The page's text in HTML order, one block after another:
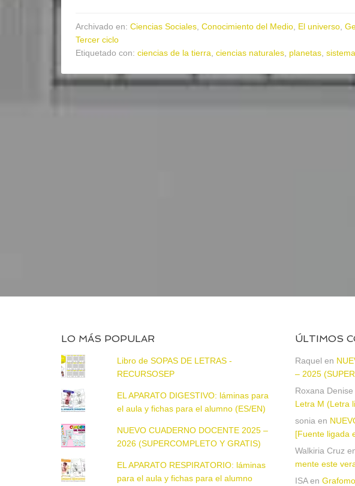
Archivado en: Ciencias Sociales Conocimiento del Medio El universo
Tercer ciclo
Etiquetado con: ciencias de la tierra ciencias naturales planetas
LO MÁS POPULAR
Libro de SOPAS DE LETRAS -
RECURSOSEP
EL APARATO DIGESTIVO: láminas para
el aula y fichas para el alumno (ES/EN)
NUEVO CUADERNO DOCENTE 2025 –
2026 (SUPERCOMPLETO Y GRATIS)
EL APARATO RESPIRATORIO: láminas
para el aula y fichas para el alumno
ÚLTIMOS
Raquel en
– 2025
Roxana Denise
Letra M (Letra
sonia en
[Fuente ligada
Walkiria Cruz
mente este
ISAen